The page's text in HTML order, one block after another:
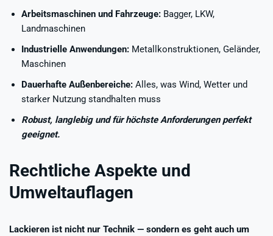
Arbeitsmaschinen und Fahrzeuge: Bagger, LKW,
Landmaschinen
Industrielle Anwendungen: Metallkonstruktionen, Geländer,
Maschinen
Dauerhafte Außenbereiche: Alles, was Wind, Wetter und
starker Nutzung standhalten muss
Robust, langlebig und für höchste Anforderungen perfekt
geeignet.
Rechtliche Aspekte und
Umweltauflagen
Lackieren ist nicht nur Technik — sondern es geht auch um